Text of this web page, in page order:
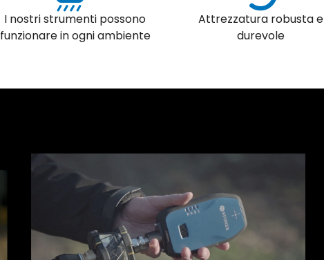
I nostri strumenti possono
funzionare in ogni ambiente
Attrezzatura robusta e
durevole